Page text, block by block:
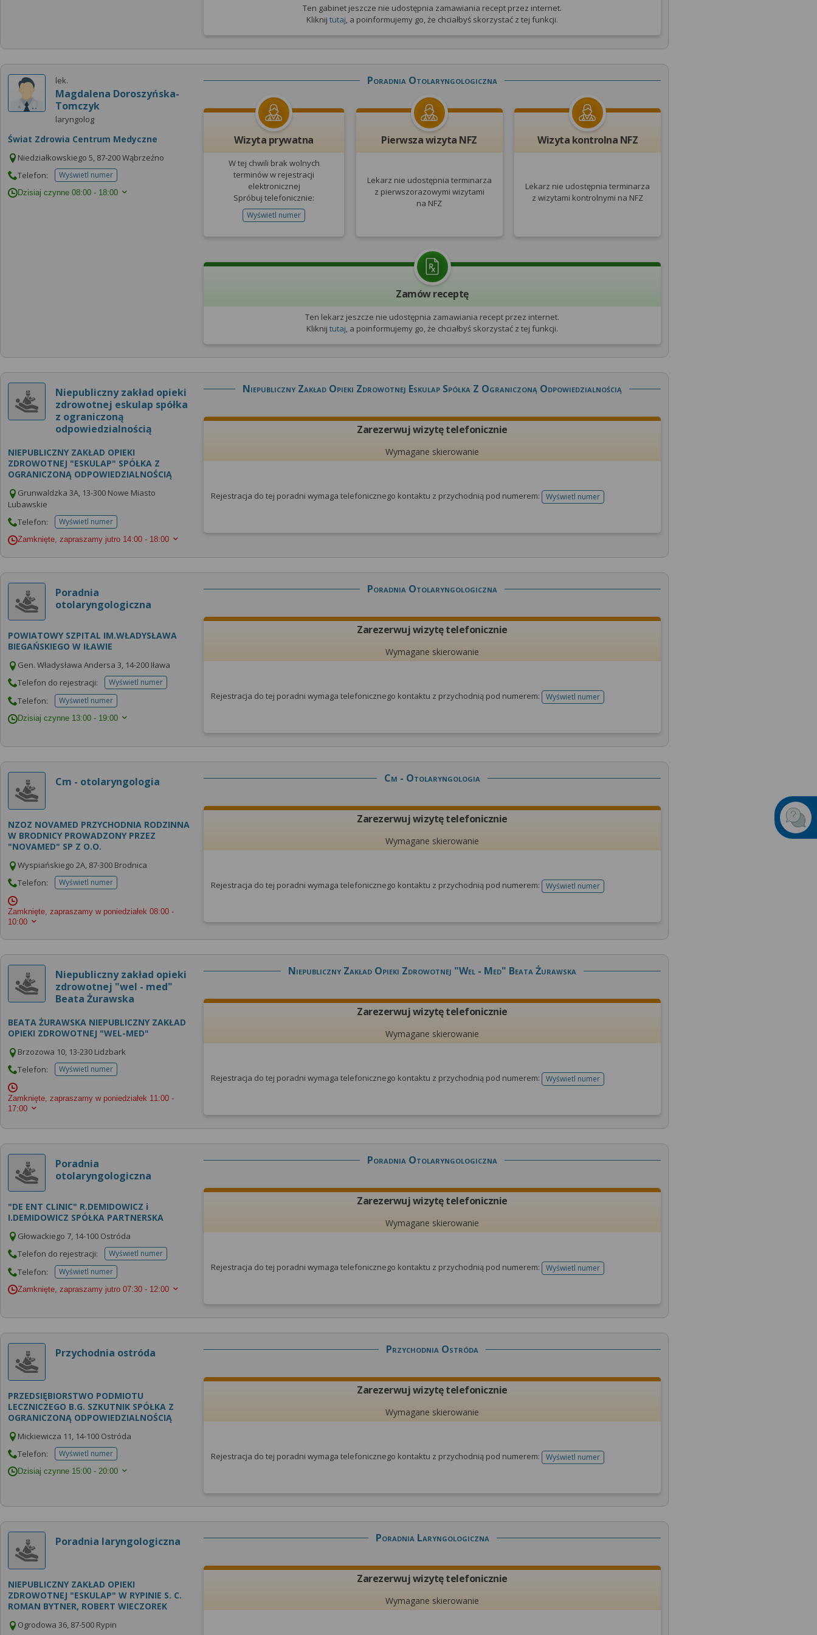
Ten gabinet jeszcze nie udostępnia zamawiania recept przez internet.
Kliknijtutaj, a poinformujemy go, że chciałbyś skorzystać z tej funkcji.
lek.
Magdalena Doroszyńska-
Tomczyk
laryngolog
Świat Zdrowia Centrum Medyczne
Niedziałkowskiego 5, 87-200 Wąbrzeźno
Telefon:
Wyświetl numertelefonu do placowki
Dzisiaj czynne 08:00 - 18:00
Poradnia Otolaryngologiczna
Wizyta prywatna
W tej chwili brak wolnych
terminów w rejestracji
elektronicznej
Spróbuj telefonicznie:
Wyświetl numertelefonu do rejestracji
Pierwsza wizyta NFZ
Lekarz nie udostępnia terminarza
z pierwszorazowymi wizytami
na NFZ
Wizyta kontrolna NFZ
Lekarz nie udostępnia terminarza
z wizytami kontrolnymi na NFZ
Zamów receptę
Ten lekarz jeszcze nie udostępnia zamawiania recept przez internet.
Kliknijtutaj , a poinformujemy go, że chciałbyś skorzystać z tej funkcji.
Niepubliczny zakład opieki
zdrowotnej eskulap spółka
z ograniczoną
odpowiedzialnością
NIEPUBLICZNY ZAKŁAD OPIEKI
ZDROWOTNEJ "ESKULAP" SPÓŁKA Z
OGRANICZONĄ ODPOWIEDZIALNOŚCIĄ
Grunwaldzka 3A, 13-300 Nowe Miasto
Lubawskie
Telefon:
Wyświetl numertelefonu do placowki
Zamknięte, zapraszamy jutro 14:00 - 18:00
Niepubliczny Zakład Opieki Zdrowotnej Eskulap Spółka Z Ograniczoną Odpowiedzialnością
Zarezerwuj wizytę telefonicznie
Wymagane skierowanie
Rejestracja do tej poradni wymaga telefonicznego kontaktu z przychodnią pod numerem: Wyświetl numertelefonu do rejestracji
Poradnia
otolaryngologiczna
POWIATOWY SZPITAL IM.WŁADYSŁAWA
BIEGAŃSKIEGO W IŁAWIE
Gen. Władysława Andersa 3, 14-200 Iława
Telefon do rejestracji:
Wyświetl numertelefonu do rejestracji
Telefon: Wyświetl numertelefonu do placowki
Dzisiaj czynne 13:00 - 19:00
Poradnia Otolaryngologiczna
Zarezerwuj wizytę telefonicznie
Wymagane skierowanie
Rejestracja do tej poradni wymaga telefonicznego kontaktu z przychodnią pod numerem: Wyświetl numertelefonu do rejestracji
Cm - otolaryngologia
NZOZ NOVAMED PRZYCHODNIA RODZINNA
W BRODNICY PROWADZONY PRZEZ
"NOVAMED" SP Z O.O.
Wyspiańskiego 2A, 87-300 Brodnica
Telefon:
Wyświetl numertelefonu do placowki
Zamknięte, zapraszamy w poniedziałek 08:00 -
10:00
Cm - Otolaryngologia
Zarezerwuj wizytę telefonicznie
Wymagane skierowanie
Rejestracja do tej poradni wymaga telefonicznego kontaktu z przychodnią pod numerem: Wyświetl numertelefonu do rejestracji
Niepubliczny zakład opieki
zdrowotnej "wel - med"
Beata Żurawska
BEATA ŻURAWSKA NIEPUBLICZNY ZAKŁAD
OPIEKI ZDROWOTNEJ "WEL-MED"
Brzozowa 10, 13-230 Lidzbark
Telefon:
Wyświetl numertelefonu do placowki
Zamknięte, zapraszamy w poniedziałek 11:00 -
17:00
Niepubliczny Zakład Opieki Zdrowotnej "wel - Med" Beata Żurawska
Zarezerwuj wizytę telefonicznie
Wymagane skierowanie
Rejestracja do tej poradni wymaga telefonicznego kontaktu z przychodnią pod numerem: Wyświetl numertelefonu do rejestracji
Poradnia
otolaryngologiczna
"DE ENT CLINIC" R.DEMIDOWICZ i
I.DEMIDOWICZ SPÓŁKA PARTNERSKA
Głowackiego 7, 14-100 Ostróda
Telefon do rejestracji:
Wyświetl numertelefonu do rejestracji
Telefon: Wyświetl numertelefonu do placowki
Zamknięte, zapraszamy jutro 07:30 - 12:00
Poradnia Otolaryngologiczna
Zarezerwuj wizytę telefonicznie
Wymagane skierowanie
Rejestracja do tej poradni wymaga telefonicznego kontaktu z przychodnią pod numerem: Wyświetl numertelefonu do rejestracji
Przychodnia ostróda
PRZEDSIĘBIORSTWO PODMIOTU
LECZNICZEGO B.G. SZKUTNIK SPÓŁKA Z
OGRANICZONĄ ODPOWIEDZIALNOŚCIĄ
Mickiewicza 11, 14-100 Ostróda
Telefon:
Wyświetl numertelefonu do placowki
Dzisiaj czynne 15:00 - 20:00
Przychodnia Ostróda
Zarezerwuj wizytę telefonicznie
Wymagane skierowanie
Rejestracja do tej poradni wymaga telefonicznego kontaktu z przychodnią pod numerem: Wyświetl numertelefonu do rejestracji
Poradnia laryngologiczna
NIEPUBLICZNY ZAKŁAD OPIEKI
ZDROWOTNEJ "ESKULAP" W RYPINIE S. C.
ROMAN BYTNER, ROBERT WIECZOREK
Ogrodowa 36, 87-500 Rypin
Poradnia Laryngologiczna
Zarezerwuj wizytę telefonicznie
Wymagane skierowanie